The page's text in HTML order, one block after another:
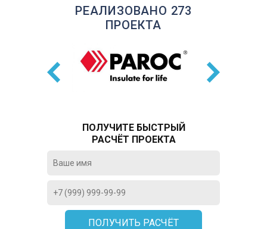
РЕАЛИЗОВАНО 273
ПРОЕКТА
ПОЛУЧИТЕ БЫСТРЫЙ
РАСЧЁТ ПРОЕКТА